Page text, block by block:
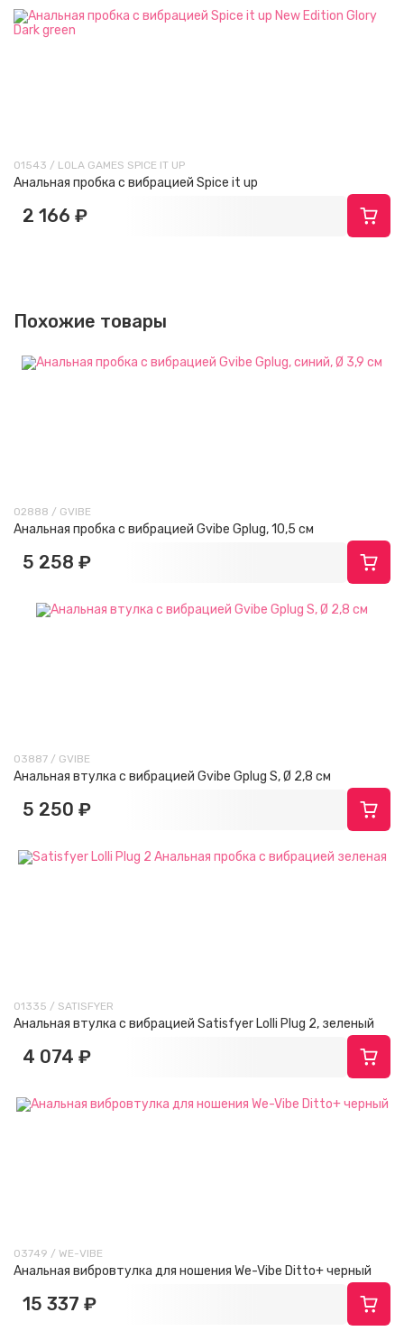
01543 / LOLA GAMES SPICE IT UP
Анальная пробка с вибрацией Spice it up
2 166 ₽
Похожие товары
02888 / GVIBE
Анальная пробка с вибрацией Gvibe Gplug, 10,5 см
5 258 ₽
03887 / GVIBE
Анальная втулка с вибрацией Gvibe Gplug S, Ø 2,8 см
5 250 ₽
01335 / SATISFYER
Анальная втулка с вибрацией Satisfyer Lolli Plug 2, зеленый
4 074 ₽
03749 / WE-VIBE
Анальная вибровтулка для ношения We-Vibe Ditto+ черный
15 337 ₽